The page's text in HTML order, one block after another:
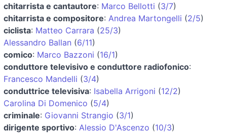
chitarrista e cantautore: Marco Bellotti (3/7)
chitarrista e compositore: Andrea Martongelli (2/5)
ciclista: Matteo Carrara (25/3)
Alessandro Ballan (6/11)
comico: Marco Bazzoni (16/1)
conduttore televisivo e conduttore radiofonico:
Francesco Mandelli (3/4)
conduttrice televisiva: Isabella Arrigoni (12/2)
Carolina Di Domenico (5/4)
criminale: Giovanni Strangio (3/1)
dirigente sportivo: Alessio D'Ascenzo (10/3)